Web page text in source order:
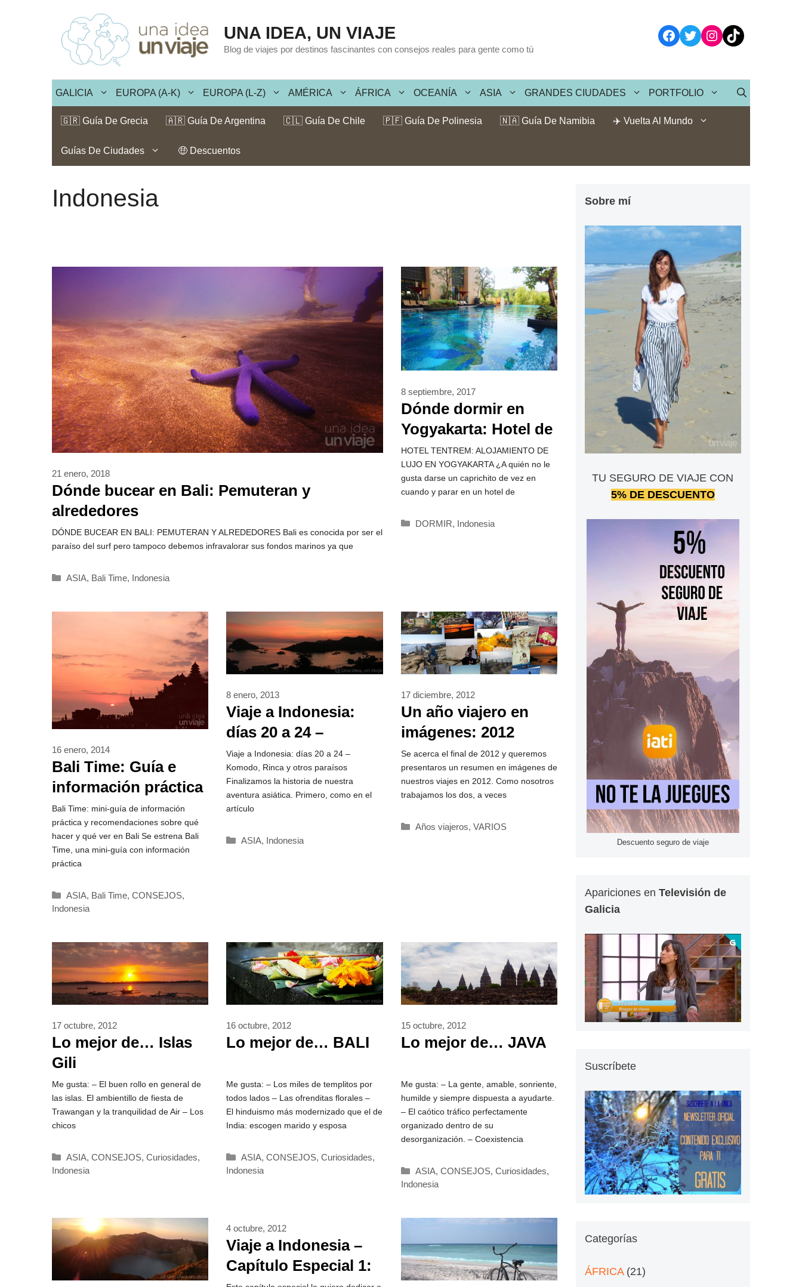
contenido
UNA IDEA, UN VIAJE
Blog de viajes por destinos fascinantes con consejos reales para gente como tú
Facebook
TwitterInstagram
TikTok
GALICIA EUROPA (A-K) EUROPA (L-Z) AMÉRICA ÁFRICA OCEANÍA ASIA GRANDES CIUDADES PORTFOLIO
🇬🇷 Guía De Grecia 🇦🇷 Guía De Argentina 🇨🇱 Guía De Chile 🇵🇫 Guía De Polinesia 🇳🇦 Guía De Namibia ✈️ Vuelta Al Mundo
Guías De Ciudades 🤑 Descuentos
Indonesia
Dónde bucear en Bali: Pemuteran y
alrededores
21 enero, 2018
DÓNDE BUCEAR EN BALI: PEMUTERAN Y ALREDEDORES Bali es conocida por ser el
paraíso del surf pero tampoco debemos infravalorar sus fondos marinos ya que
Categorías
ASIA, Bali Time, Indonesia
Dónde dormir en
Yogyakarta: Hotel de
lujo Tentrem
8 septiembre, 2017
HOTEL TENTREM: ALOJAMIENTO DE
LUJO EN YOGYAKARTA ¿A quién no le
gusta darse un caprichito de vez en
cuando y parar en un hotel de
Categorías
DORMIR, Indonesia
Bali Time: Guía e
información práctica
sobre Bali
16 enero, 2014
Bali Time: mini-guía de información
práctica y recomendaciones sobre qué
hacer y qué ver en Bali Se estrena Bali
Time, una mini-guía con información
práctica
Categorías
ASIA, Bali Time,CONSEJOS,
Indonesia
Viaje a Indonesia:
días 20 a 24 –
Komodo, Rinca y
otros paraísos
8 enero, 2013
Viaje a Indonesia: días 20 a 24 –
Komodo, Rinca y otros paraísos
Finalizamos la historia de nuestra
aventura asiática. Primero, como en el
artículo
Categorías
ASIA, Indonesia
Un año viajero en
imágenes: 2012
17 diciembre, 2012
Se acerca el final de 2012 y queremos
presentaros un resumen en imágenes de
nuestros viajes en 2012. Como nosotros
trabajamos los dos, a veces
Categorías
Años viajeros,VARIOS
Lo mejor de… Islas
Gili
17 octubre, 2012
Me gusta: – El buen rollo en general de
las islas. El ambientillo de fiesta de
Trawangan y la tranquilidad de Air – Los
chicos
Categorías
ASIA,CONSEJOS,Curiosidades,
Indonesia
Lo mejor de… BALI
16 octubre, 2012
Me gusta: – Los miles de templitos por
todos lados – Las ofrenditas florales –
El hinduismo más modernizado que el de
India: escogen marido y esposa
Categorías
ASIA, CONSEJOS, Curiosidades,
Indonesia
Lo mejor de… JAVA
15 octubre, 2012
Me gusta: – La gente, amable, sonriente,
humilde y siempre dispuesta a ayudarte.
– El caótico tráfico perfectamente
organizado dentro de su
desorganización. – Coexistencia
Categorías
ASIA,CONSEJOS,Curiosidades,
Indonesia
Viaje a Indonesia –
Capítulo Especial 1:
4 octubre, 2012
Sobre mí
TU SEGURO DE VIAJE CON
5% DE DESCUENTO
Descuento seguro de viaje
Apariciones en Televisión de
Galicia
Suscríbete
Categorías
ÁFRICA(21)